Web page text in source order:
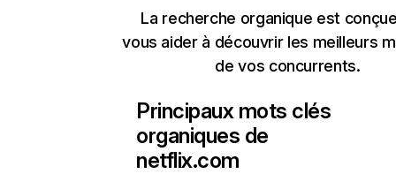
La recherche organique est
vous aider à découvrir les meilleurs
de vos concurrents.
Principaux mots clés
organiques de
netflix.com